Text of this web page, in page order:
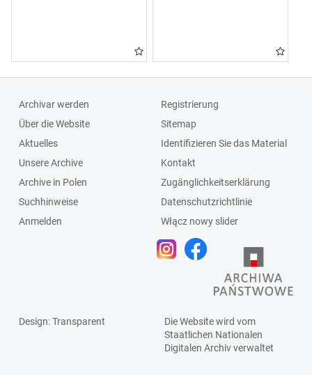
Archivar werden
Über die Website
Aktuelles
Unsere Archive
Archive in Polen
Suchhinweise
Anmelden
Registrierung
Sitemap
Identifizieren Sie das Material
Kontakt
Zugänglichkeitserklärung
Datenschutzrichtlinie
Włącz nowy slider
Design: Transparent
Die Website wird vom
Staatlichen Nationalen
Digitalen Archivverwaltet